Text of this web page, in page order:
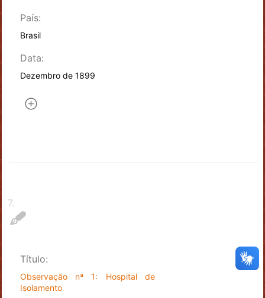
País:
Brasil
Data:
Dezembro de 1899
7.
Título:
Observação nª 1: Hospital de
Isolamento